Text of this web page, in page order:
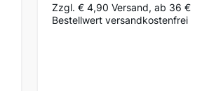
Zzgl. € 4,90 Versand, ab 36 €
Bestellwert versandkostenfrei